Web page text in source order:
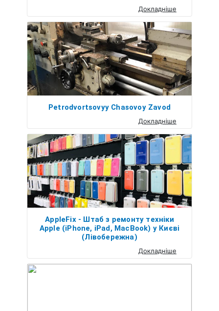
Докладніше
Petrodvortsovyy Chasovoy Zavod
Докладніше
AppleFix - Штаб з ремонту техніки
Apple (iPhone, iPad, MacBook) у Києві
(Лівобережна)
Докладніше